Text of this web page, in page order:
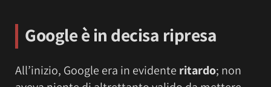
Google è in decisa ripresa
All’inizio, Google era in evidente ritardo; non